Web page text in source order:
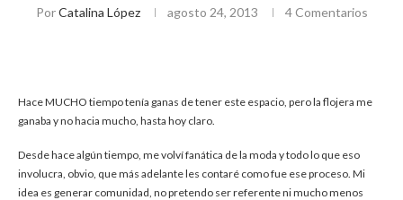
PorCatalina López agosto 24, 2013 4 Comentarios
Hace MUCHO tiempo tenía ganas de tener este espacio, pero la flojera me
ganaba y no hacia mucho, hasta hoy claro.
Desde hace algún tiempo, me volví fanática de la moda y todo lo que eso
involucra, obvio, que más adelante les contaré como fue ese proceso. Mi
idea es generar comunidad, no pretendo ser referente ni mucho menos